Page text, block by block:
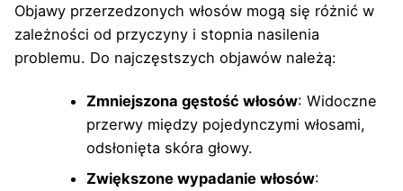
Objawy przerzedzonych włosów mogą się różnić w
zależności od przyczyny i stopnia nasilenia
problemu. Do najczęstszych objawów należą:
Zmniejszona gęstość włosów: Widoczne
przerwy między pojedynczymi włosami,
odsłonięta skóra głowy.
Zwiększone wypadanie włosów: